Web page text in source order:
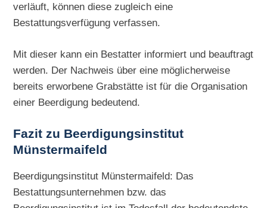
verläuft, können diese zugleich eine
Bestattungsverfügung verfassen.
Mit dieser kann ein Bestatter informiert und beauftragt
werden. Der Nachweis über eine möglicherweise
bereits erworbene Grabstätte ist für die Organisation
einer Beerdigung bedeutend.
Fazit zu Beerdigungsinstitut
Münstermaifeld
Beerdigungsinstitut Münstermaifeld: Das
Bestattungsunternehmen bzw. das